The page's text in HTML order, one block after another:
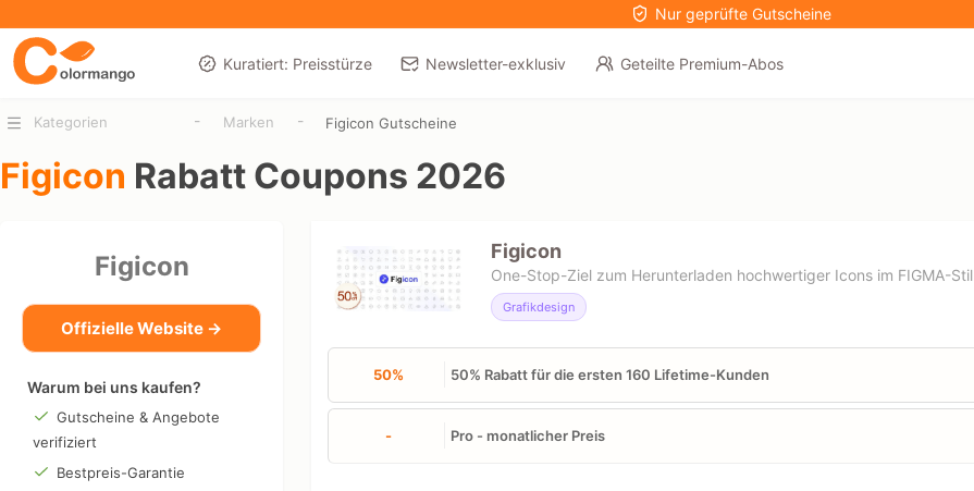
Nur geprüfte Gutscheine
Kuratiert: Preisstürze Newsletter-exklusiv Geteilte Premium-Abos
Kategorien - Marken - Figicon Gutscheine
Figicon Rabatt Coupons 2026
Figicon
Offizielle Website →
Warum bei uns kaufen?
Gutscheine & Angebote
verifiziert
Bestpreis-Garantie
Figicon
One-Stop-Ziel zum Herunterladen hochwertiger Icons im FIGMA-Stil
Grafikdesign
50% 50% Rabatt für die ersten 160 Lifetime-Kunden
- Pro - monatlicher Preis